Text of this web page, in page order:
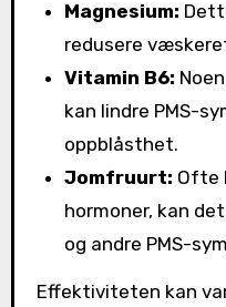
Magnesium:
redusere
Vitamin B6:
kan lindre PMS-
oppblåsthet.
Jomfruurt: Ofte
hormoner, kan
og andre PMS-
Effektiviteten kan